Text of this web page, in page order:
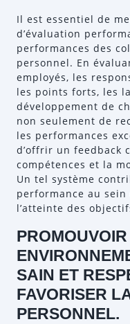
Il est essentiel de
d’évaluation
performances des
personnel. En
employés, les
les points forts, les
développement de
non seulement de
les performances
d’offrir un feedback
compétences et la
Un tel système
performance au
l’atteinte des
SAIN ET
FAVORISER
PERSONNEL.